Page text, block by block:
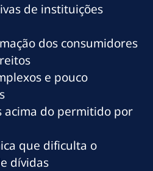
de instituições
dos consumidores
e pouco
acima do permitido por
que dificulta o
dívidas